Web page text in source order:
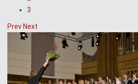
3
Prev Next